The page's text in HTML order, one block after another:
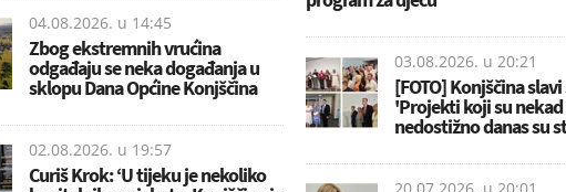
04.08.2026. u 14:45
Zbog ekstremnih vrućina
odgađaju se neka događanja u
sklopu Dana Općine Konjščina
02.08.2026. u 19:57
Curiš Krok: ‘U tijeku je nekoliko
03.08.2026. u 20:21
[FOTO] Konjščina
'Projekti koji su
nedostižno danas su